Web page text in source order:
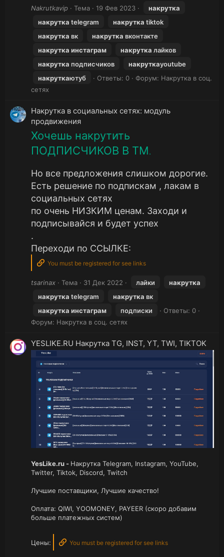
Nakrutkavip
Тема 19 Фев 2023
накрутка
накрутка telegram накрутка tiktok
накрутка вк накрутка вконтакте
накрутка инстаграм накрутка лайков
накрутка подписчиков накруткаyoutube
накруткаютуб Ответы: 0 Форум: Накрутка в соц.
сетях
Накрутка в социальных сетях: модуль
продвижения
Хочешь накрутить
ПОДПИСЧИКОВ В ТМ.
Но все предложения слишком дорогие.
Есть решение по подпискам , лакам в
социальных сетях
по очень НИЗКИМ ценам. Заходи и
подписывайся и будет успех
.
Переходи по ССЫЛКЕ:
You must be registered for see links
tsarinax Тема 31 Дек 2022 лайки
накрутка
накрутка telegram накрутка вк
накрутка инстаграм подписки
Ответы: 0
Форум: Накрутка в соц. сетях
YESLIKE.RU Накрутка TG, INST, YT, TWI, TIKTOK
YesLike.ru - Накрутка Telegram, Instagram, YouTube,
Twitter, Tiktok, Discord, Twitch
Лучшие поставщики, Лучшие качество!
Оплата: QIWI, YOOMONEY, PAYEER (скоро добавим
больше платежных систем)
Цены: You must be registered for see links